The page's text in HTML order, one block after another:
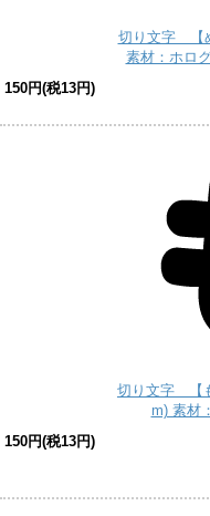
切り文字 【
素材：ホロ
150円(税13円)
切り文字 【
m) 素材
150円(税13円)